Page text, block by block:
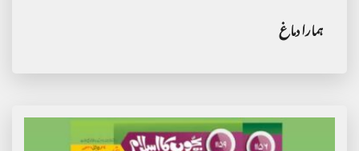
ہمارا دماغ